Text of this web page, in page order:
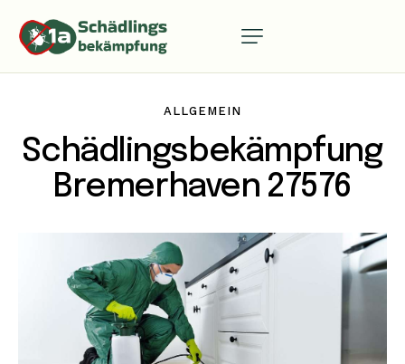
ALLGEMEIN
Schädlingsbekämpfung
Bremerhaven 27576